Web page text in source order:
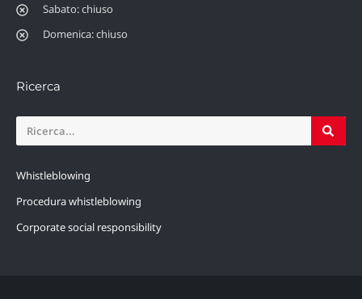
Sabato: chiuso
Domenica: chiuso
Ricerca
Whistleblowing
Procedura whistleblowing
Corporate social responsibility